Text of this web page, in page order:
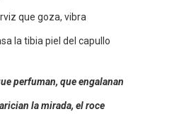
que goza, vibra
la tibia piel del capullo
perfuman, que engalanan
la mirada, el roce